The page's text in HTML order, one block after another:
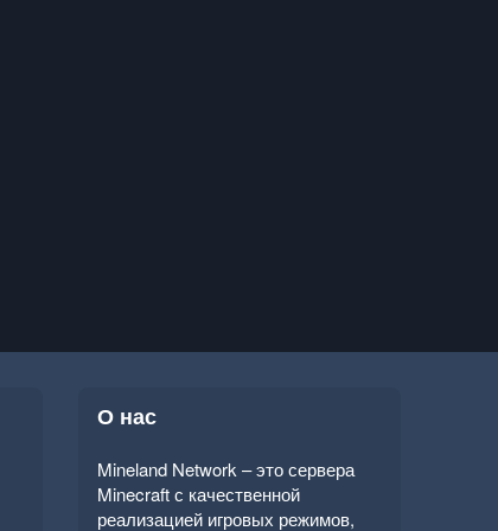
О нас
Mineland Network – это сервера
Minecraft с качественной
реализацией игровых режимов,